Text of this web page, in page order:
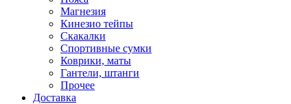
Магнезия
Кинезио тейпы
Скакалки
Спортивные сумки
Коврики, маты
Гантели, штанги
Прочее
Доставка